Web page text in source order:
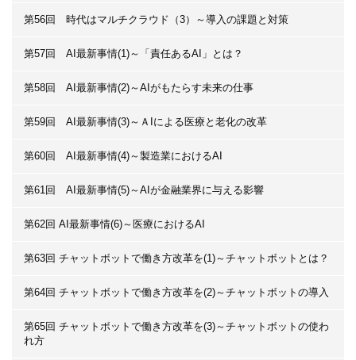
第56回 時代はマルチクラウド（3）～導入の課題と対策
第57回 AI最新事情(1)～「責任あるAI」とは？
第58回 AI最新事情(2)～AIがもたらす未来の仕事
第59回 AI最新事情(3)～ＡIによる医療と老化の改革
第60回 AI最新事情(4)～製造業におけるAI
第61回 AI最新事情(5)～AIが金融業界に与える影響
第62回 AI最新事情(6)～医療におけるAI
第63回 チャットボットで働き方改革を(1)～チャットボットとは？
第64回 チャットボットで働き方改革を(2)～チャットボットの導入
第65回 チャットボットで働き方改革を(3)～チャットボットの使わ
れ方